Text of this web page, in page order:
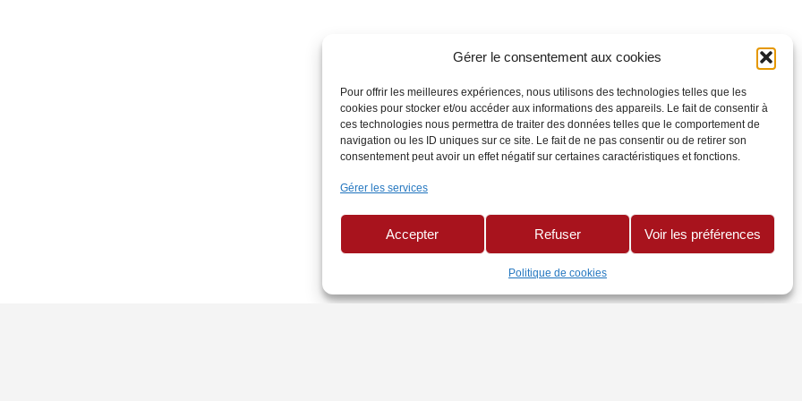
Gérer le consentement aux cookies
Pour offrir les meilleures expériences, nous utilisons des technologies telles que les
cookies pour stocker et/ou accéder aux informations des appareils. Le fait de consentir à
ces technologies nous permettra de traiter des données telles que le comportement de
navigation ou les ID uniques sur ce site. Le fait de ne pas consentir ou de retirer son
consentement peut avoir un effet négatif sur certaines caractéristiques et fonctions.
Gérer les services
Accepter Refuser Voir les préférences
Politique de cookies